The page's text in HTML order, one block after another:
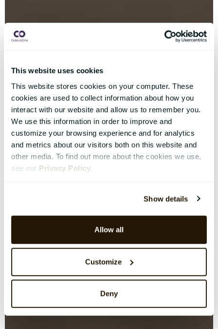
This website uses cookies
This website stores cookies on your computer. These
cookies are used to collect information about how you
interact with our website and allow us to remember you.
We use this information in order to improve and
customize your browsing experience and for analytics
and metrics about our visitors both on this website and
other media. To find out more about the cookies we use,
see our Privacy Policy
Show details
Allow all
Customize
Deny